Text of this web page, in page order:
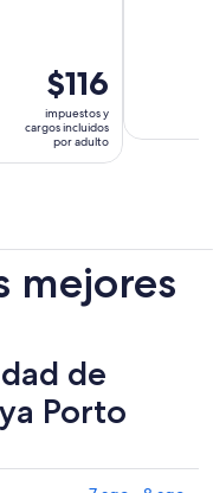
El
precio
es
de
$116
impuestos y
cargos incluidos
por adulto
mejores
de
Porto